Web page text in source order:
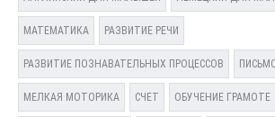
МАТЕМАТИКА РАЗВИТИЕ РЕЧИ
РАЗВИТИЕ ПОЗНАВАТЕЛЬНЫХ ПРОЦЕССОВ
МЕЛКАЯ МОТОРИКА СЧЕТ ОБУЧЕНИЕ ГРАМОТЕ